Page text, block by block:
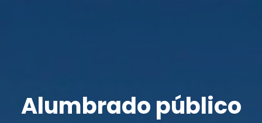
Alumbrado público